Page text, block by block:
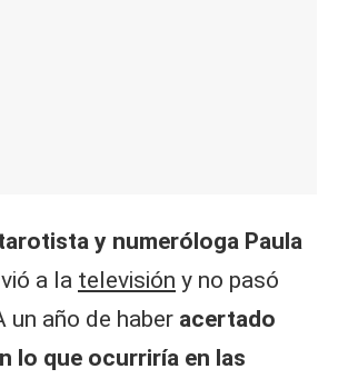
y numeróloga Paula
a la televisión y no pasó
un año de haber acertado
lo que ocurriría en las